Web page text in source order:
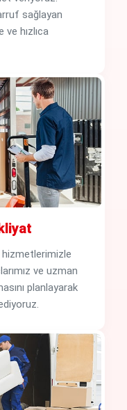
sağlayan
ve hızlıca
hizmetlerimizle
ve uzman
planlayarak